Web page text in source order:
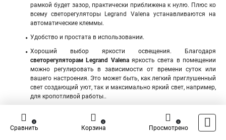
рамкой будет зазор, практически приближена к нулю. Плюс ко
всему светорегуляторы Legrand Valena устанавливаются на
автоматические клеммы.
Удобство и простата в использовании.
Хороший выбор яркости освещения. Благодаря
светорегуляторам Legrand Valena яркость света в помещении
можно регулировать в зависимости от времени суток или
вашего настроения. Это может быть, как легкий приглушенный
свет создающий уют, так и максимально яркий свет, например,
для кропотливой работы..
Legrand Valena это тот вариант, который и надежен в пользовании
и прост в установке. Светорегуляторы Legrand Valena цена которых
Сравнить
0
Корзина
0
Просмотрено
0